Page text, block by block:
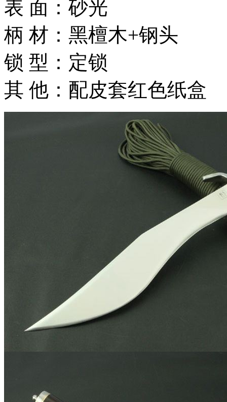
表 面：砂光
柄 材：黑檀木+钢头
锁 型：定锁
其 他：配皮套红色纸盒